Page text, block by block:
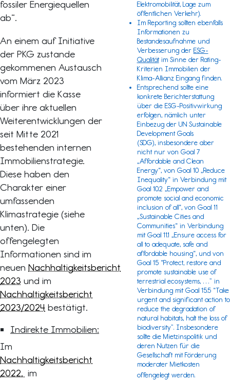
fossiler Energiequellen
ab“.
An einem auf Initiative
der PKG zustande
gekommenen Austausch
vom März 2023
informiert die Kasse
über ihre aktuellen
Weiterentwicklungen der
seit Mitte 2021
bestehenden internen
Immobilienstrategie.
Diese haben den
Charakter einer
umfassenden
Klimastrategie (siehe
unten). Die
offengelegten
Informationen sind im
neuen Nachhaltigkeitsbericht
2023 und im
Nachhaltigkeitsbericht
2023/2024 bestätigt.
Indirekte Immobilien:
Im
Nachhaltigkeitsbericht
2022, im
Elektromobilität, Lage zum
öffentlichen Verkehr).
Im Reporting sollten ebenfalls
Informationen zu
Bestandesaufnahme und
Verbesserung der ESG-
Qualitätim Sinne der Rating-
Kriterien Immobilien der
Klima-Allianz Eingang finden.
Entsprechend sollte eine
konkrete Berichterstattung
über die ESG-Positivwirkung
erfolgen, nämlich unter
Einbezug der UN Sustainable
Development Goals
(SDG), insbesondere aber
nicht nur von Goal 7
„Affordable and Clean
Energy“, von Goal 10 „Reduce
Inequality“ in Verbindung mit
Goal 10.2 „Empower and
promote social and economic
inclusion of all“, von Goal 11
„Sustainable Cities and
Communities“ in Verbindung
mit Goal 11.1 „Ensure access for
all to adequate, safe and
affordable housing“, und von
Goal 15 “Protect, restore and
promote sustainable use of
terrestrial ecosystems, …” in
Verbindung mit Goal 15.5 “Take
urgent and significant action to
reduce the degradation of
natural habitats, halt the loss of
biodiversity”. Insbesondere
sollte die Mietzinspolitik und
deren Nutzen für die
Gesellschaft mit Förderung
moderater Mietkosten
offengelegt werden.